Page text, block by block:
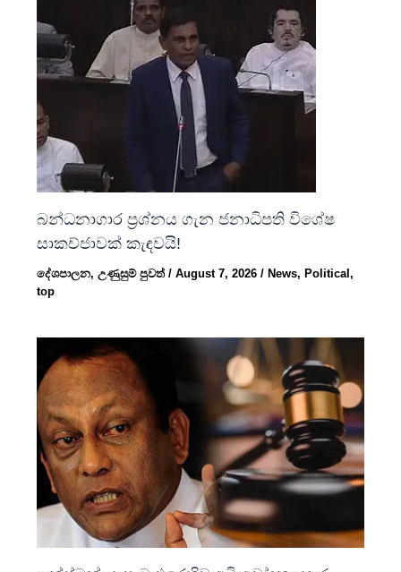
බන්ධනාගාර ප්‍රශ්නය ගැන ජනාධිපති විශේෂ
සාකච්ජාවක් කැඳවයි!
දේශපාලන,උණුසුම් පුවත්/August 7, 2026/ News, Political,
top